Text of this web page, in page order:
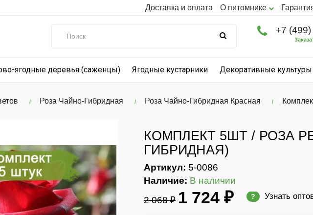
Доставка и оплата О питомнике
+7
ягодные деревья (саженцы) Ягодные кустарники Декоративные культуры
Роза Чайно-Гибридная Роза Чайно-Гибридная Красная
КОМПЛЕКТ 5ШТ / РОЗА
ГИБРИДНАЯ)
Артикул: 5-0086
Наличие: В наличии
2 068 ₽ 1 724 ₽ ? Узнать